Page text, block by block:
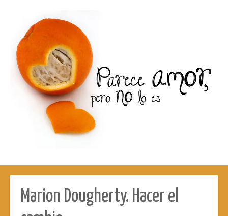
Marion Dougherty. Hacer el